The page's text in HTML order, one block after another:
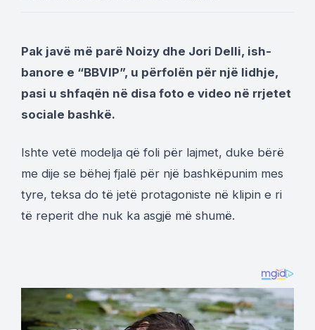
Pak javë më parë Noizy dhe Jori Delli, ish-
banore e “BBVIP”, u përfolën për një lidhje,
pasi u shfaqën në disa foto e video në rrjetet
sociale bashkë.
Ishte vetë modelja që foli për lajmet, duke bërë
me dije se bëhej fjalë për një bashkëpunim mes
tyre, teksa do të jetë protagoniste në klipin e ri
të reperit dhe nuk ka asgjë më shumë.